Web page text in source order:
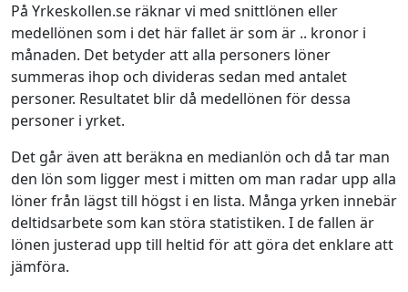
På Yrkeskollen.se räknar vi med snittlönen eller
medellönen som i det här fallet är som är .. kronor i
månaden. Det betyder att alla personers löner
summeras ihop och divideras sedan med antalet
personer. Resultatet blir då medellönen för dessa
personer i yrket.
Det går även att beräkna en medianlön och då tar man
den lön som ligger mest i mitten om man radar upp alla
löner från lägst till högst i en lista. Många yrken innebär
deltidsarbete som kan störa statistiken. I de fallen är
lönen justerad upp till heltid för att göra det enklare att
jämföra.